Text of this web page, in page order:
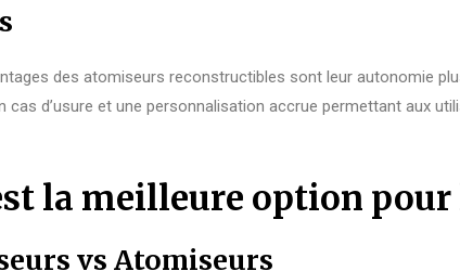
des atomiseurs reconstructibles sont leur autonomie
cas d’usure et une personnalisation accrue permettant aux
la meilleure option pour
vs Atomiseurs